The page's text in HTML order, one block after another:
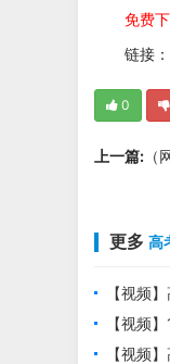
免费
链接：
0
上一篇:
更多 高
【视频
培训课程
【视频
高考语
【视频